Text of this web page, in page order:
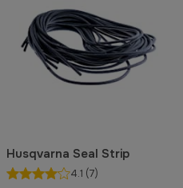
Husqvarna Seal Strip
4.1 (7)